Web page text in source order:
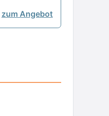
zum Angebot